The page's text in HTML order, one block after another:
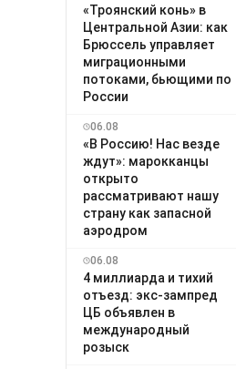
«Троянский конь» в
Центральной Азии: как
Брюссель управляет
миграционными
потоками, бьющими по
России
06.08
«В Россию! Нас везде
ждут»: марокканцы
открыто
рассматривают нашу
страну как запасной
аэродром
06.08
4 миллиарда и тихий
отъезд: экс-зампред
ЦБ объявлен в
международный
розыск